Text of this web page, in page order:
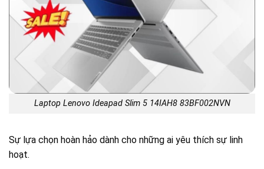
Laptop Lenovo Ideapad Slim 5 14IAH8 83BF002NVN
Sự lựa chọn hoàn hảo dành cho những ai yêu thích sự linh
hoạt.